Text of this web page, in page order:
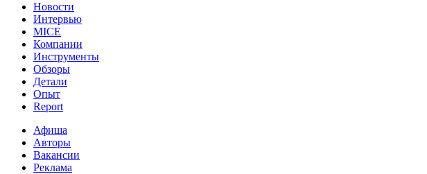
Новости
Интервью
MICE
Компании
Инструменты
Обзоры
Детали
Опыт
Report
Афиша
Авторы
Вакансии
Реклама